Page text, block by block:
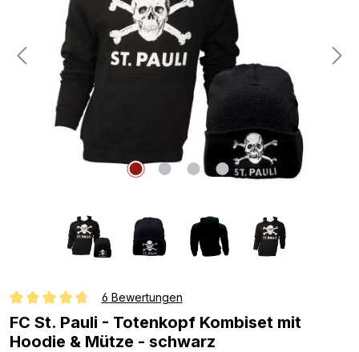
Durchschnittliche Bewertung von 4.6 von 5 Sternen
6 Bewertungen
FC St. Pauli - Totenkopf Kombiset mit
Hoodie & Mütze - schwarz